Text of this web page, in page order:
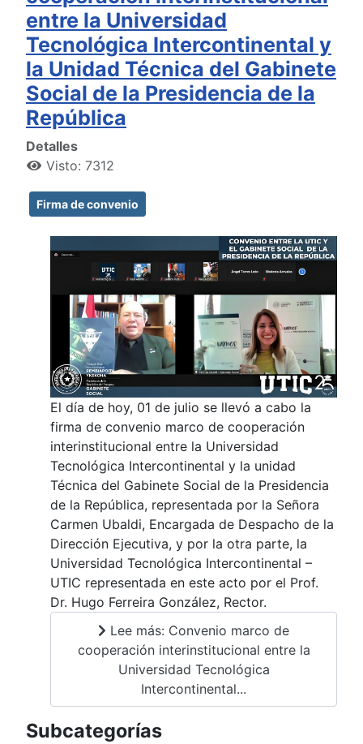
entre la Universidad
Tecnológica Intercontinental y
la Unidad Técnica del Gabinete
Social de la Presidencia de la
República
Detalles
Visto: 7312
Firma de convenio
El día de hoy, 01 de julio se llevó a cabo la
firma de convenio marco de cooperación
interinstitucional entre la Universidad
Tecnológica Intercontinental y la unidad
Técnica del Gabinete Social de la Presidencia
de la República, representada por la Señora
Carmen Ubaldi, Encargada de Despacho de la
Dirección Ejecutiva, y por la otra parte, la
Universidad Tecnológica Intercontinental –
UTIC representada en este acto por el Prof.
Dr. Hugo Ferreira González, Rector.
Lee más: Convenio marco de
cooperación interinstitucional entre la
Universidad Tecnológica
Intercontinental...
Subcategorías